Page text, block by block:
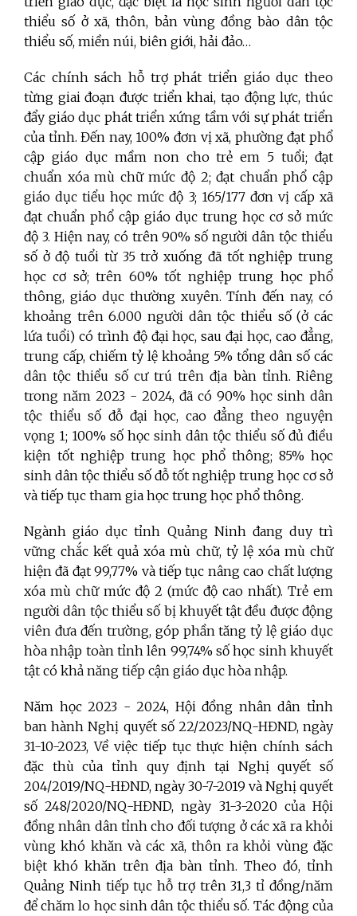
thiểu số ở xã, thôn, bản vùng đồng bào dân tộc
thiểu số, miền núi, biên giới, hải đảo…
Các chính sách hỗ trợ phát triển giáo dục theo
từng giai đoạn được triển khai, tạo động lực, thúc
đẩy giáo dục phát triển xứng tầm với sự phát triển
của tỉnh. Đến nay, 100% đơn vị xã, phường đạt phổ
cập giáo dục mầm non cho trẻ em 5 tuổi; đạt
chuẩn xóa mù chữ mức độ 2; đạt chuẩn phổ cập
giáo dục tiểu học mức độ 3; 165/177 đơn vị cấp xã
đạt chuẩn phổ cập giáo dục trung học cơ sở mức
độ 3. Hiện nay, có trên 90% số người dân tộc thiểu
số ở độ tuổi từ 35 trở xuống đã tốt nghiệp trung
học cơ sở; trên 60% tốt nghiệp trung học phổ
thông, giáo dục thường xuyên. Tính đến nay, có
khoảng trên 6.000 người dân tộc thiểu số (ở các
lứa tuổi) có trình độ đại học, sau đại học, cao đẳng,
trung cấp, chiếm tỷ lệ khoảng 5% tổng dân số các
dân tộc thiểu số cư trú trên địa bàn tỉnh. Riêng
trong năm 2023 - 2024, đã có 90% học sinh dân
tộc thiểu số đỗ đại học, cao đẳng theo nguyện
vọng 1; 100% số học sinh dân tộc thiểu số đủ điều
kiện tốt nghiệp trung học phổ thông; 85% học
sinh dân tộc thiểu số đỗ tốt nghiệp trung học cơ sở
và tiếp tục tham gia học trung học phổ thông.
Ngành giáo dục tỉnh Quảng Ninh đang duy trì
vững chắc kết quả xóa mù chữ, tỷ lệ xóa mù chữ
hiện đã đạt 99,77% và tiếp tục nâng cao chất lượng
xóa mù chữ mức độ 2 (mức độ cao nhất). Trẻ em
người dân tộc thiểu số bị khuyết tật đều được động
viên đưa đến trường, góp phần tăng tỷ lệ giáo dục
hòa nhập toàn tỉnh lên 99,74% số học sinh khuyết
tật có khả năng tiếp cận giáo dục hòa nhập.
Năm học 2023 - 2024, Hội đồng nhân dân tỉnh
ban hành Nghị quyết số 22/2023/NQ-HĐND, ngày
31-10-2023, Về việc tiếp tục thực hiện chính sách
đặc thù của tỉnh quy định tại Nghị quyết số
204/2019/NQ-HĐND, ngày 30-7-2019 và Nghị quyết
số 248/2020/NQ-HĐND, ngày 31-3-2020 của Hội
đồng nhân dân tỉnh cho đối tượng ở các xã ra khỏi
vùng khó khăn và các xã, thôn ra khỏi vùng đặc
biệt khó khăn trên địa bàn tỉnh. Theo đó, tỉnh
Quảng Ninh tiếp tục hỗ trợ trên 31,3 tỉ đồng/năm
để chăm lo học sinh dân tộc thiểu số. Tác động của